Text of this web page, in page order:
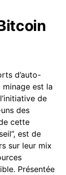
d’auto-
minage est la
de
des
cette
est de
sur leur mix
Présentée